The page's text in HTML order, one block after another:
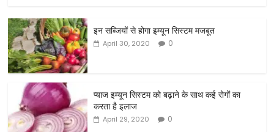
c
e
b
o
o
k
itt
er
ar
e
इन सब्जियों से होगा इम्यून सिस्टम मजबूत
April 30, 2020 0
प्याज इम्यून सिस्टम को बढ़ाने के साथ कई रोगों का
करता है इलाज
April 29, 2020 0